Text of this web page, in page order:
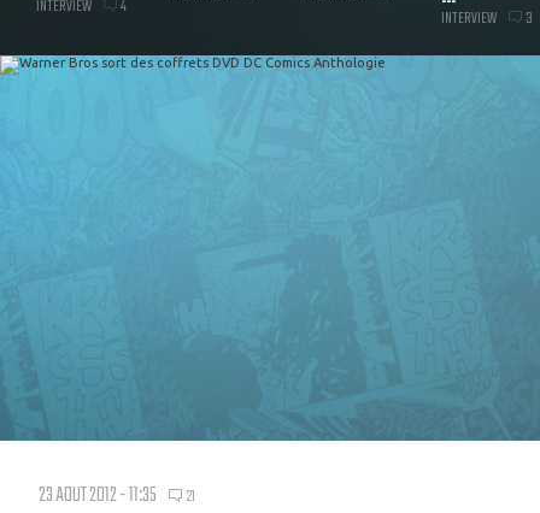
INTERVIEW 4 INTERVIEW 3
23 AOUT 2012 - 11:35 21